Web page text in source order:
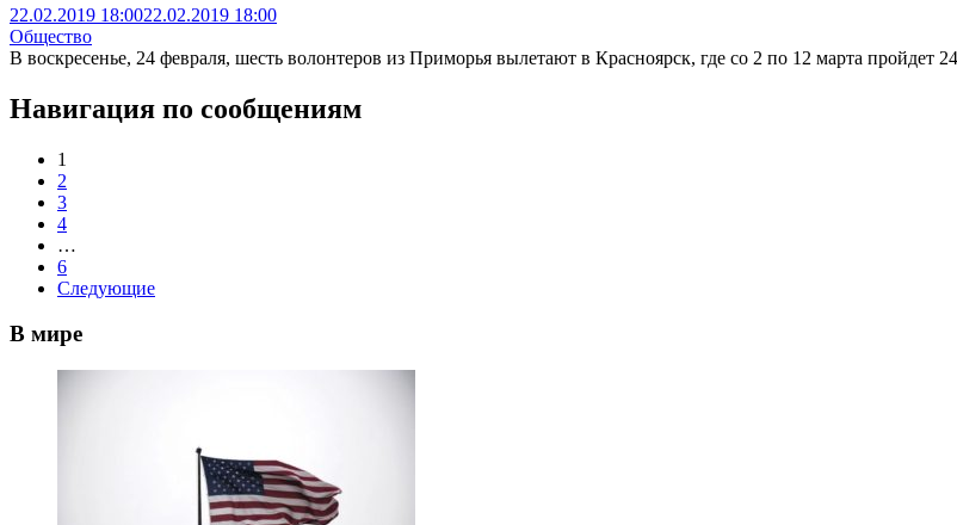
22.02.2019 18:0022.02.2019 18:00
Общество
В воскресенье, 24 февраля, шесть волонтеров из Приморья вылетают в Красноярск, где со 2 по 12 марта пройдет
Навигация по сообщениям
1
2
3
4
…
6
Следующие
В мире